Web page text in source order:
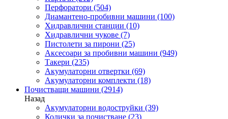
Перфоратори (504)
Диамантено-пробивни машини (100)
Хидравлични станции (10)
Хидравлични чукове (7)
Пистолети за пирони (25)
Аксесоари за пробивни машини (949)
Такери (235)
Акумулаторни отвертки (69)
Акумулаторни комплекти (18)
Почистващи машини (2914)
Назад
Акумулаторни водоструйки (39)
Колички за почистване (23)